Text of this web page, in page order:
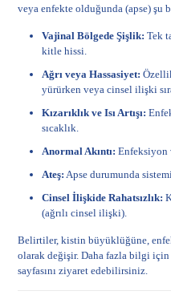
veya enfekte olduğunda (apse)
Vajinal Bölgede Şişlik: Tek
kitle hissi.
Ağrı veya Hassasiyet:
yürürken veya cinsel ilişki
Kızarıklık ve Isı Artışı:
sıcaklık.
Anormal Akıntı: Enfeksiyon
Ateş: Apse durumunda
Cinsel İlişkide Rahatsızlık:
(ağrılı cinsel ilişki).
Belirtiler, kistin büyüklüğüne,
olarak değişir. Daha fazla bilgi
sayfasını ziyaret edebilirsiniz.